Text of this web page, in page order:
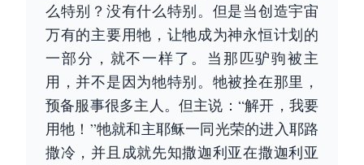
么特别？没有什么特别。但是当创造宇宙
万有的主要用牠，让牠成为神永恒计划的
一部分，就不一样了。当那匹驴驹被主
用，并不是因为牠特别。牠被拴在那里，
预备服事很多主人。但主说：“解开，我要
用牠！”牠就和主耶稣一同光荣的进入耶路
撒冷，并且成就先知撒迦利亚在撒迦利亚